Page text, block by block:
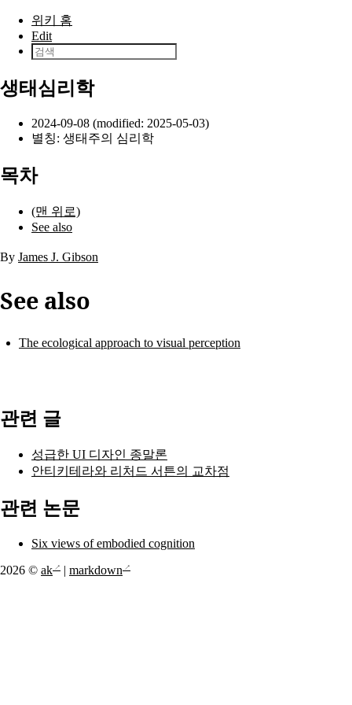
본문으로 건너뛰기
위키 홈
Edit
생태심리학
2024-09-08 (modified: 2025-05-03)
별칭: 생태주의 심리학
목차
(맨 위로)
See also
By James J. Gibson
See also
The ecological approach to visual perception
관련 글
성급한 UI 디자인 종말론
안티키테라와 리처드 서튼의 교차점
관련 논문
Six views of embodied cognition
2026 © ak | markdown